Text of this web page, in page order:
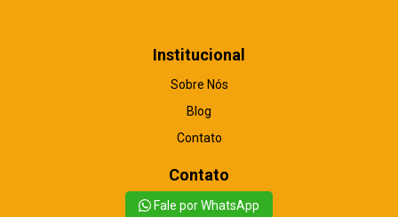
Institucional
Sobre Nós
Blog
Contato
Contato
Fale por WhatsApp